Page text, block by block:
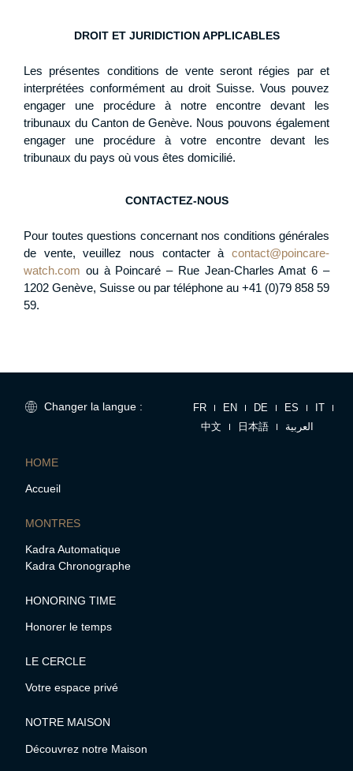
DROIT ET JURIDICTION APPLICABLES
Les présentes conditions de vente seront régies par et
interprétées conformément au droit Suisse. Vous pouvez
engager une procédure à notre encontre devant les
tribunaux du Canton de Genève. Nous pouvons également
engager une procédure à votre encontre devant les
tribunaux du pays où vous êtes domicilié.
CONTACTEZ-NOUS
Pour toutes questions concernant nos conditions générales
de vente, veuillez nous contacter à contact@poincare-
watch.com ou à Poincaré – Rue Jean-Charles Amat 6 –
1202 Genève, Suisse ou par téléphone au +41 (0)79 858 59
59.
Changer la langue : FR EN DE ES
IT
中文
日本語 العربية
HOME
Accueil
MONTRES
Kadra Automatique
Kadra Chronographe
HONORING TIME
Honorer le temps
LE CERCLE
Votre espace privé
NOTRE MAISON
Découvrez notre Maison